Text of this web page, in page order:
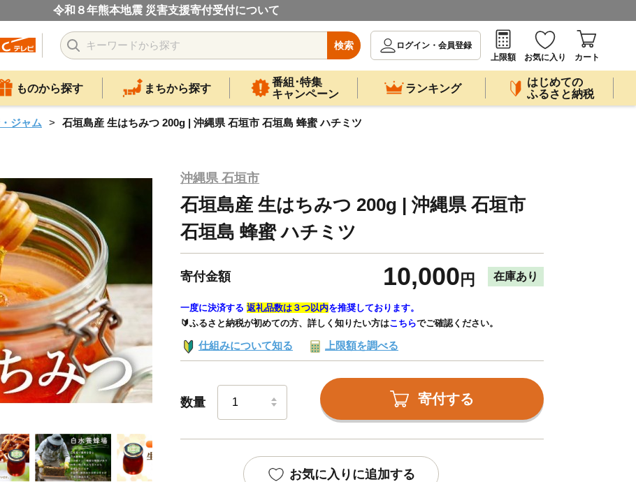
令和８年熊本地震 災害支援寄付受付について
検索
ログイン・会員登録
上限額
お気に入り カート
ものから探す まちから探す
番組･特集
キャンペーン
ランキング
はじめての
ふるさと納税
ジャム 石垣島産 生はちみつ 200g | 沖縄県 石垣市 石垣島 蜂蜜 ハチミツ
沖縄県 石垣市
石垣島産 生はちみつ 200g | 沖縄県 石垣市
石垣島 蜂蜜 ハチミツ
寄付金額 10,000 円 在庫あり
一度に決済する 返礼品数は３つ以内を推奨しております。
🔰ふるさと納税が初めての方、詳しく知りたい方はこちらでご確認ください。
仕組みについて知る 上限額を調べる
数量 寄付する
お気に入りに追加する